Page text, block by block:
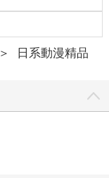
＞ 日系動漫精品